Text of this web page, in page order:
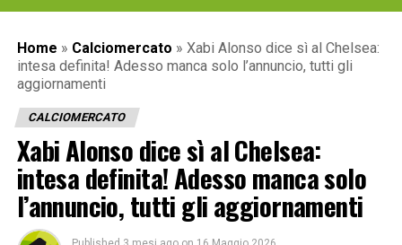
Home » Calciomercato » Xabi Alonso dice sì al Chelsea:
intesa definita! Adesso manca solo l’annuncio, tutti gli
aggiornamenti
CALCIOMERCATO
Xabi Alonso dice sì al Chelsea:
intesa definita! Adesso manca solo
l’annuncio, tutti gli aggiornamenti